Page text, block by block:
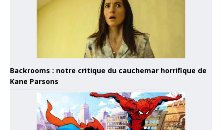
Backrooms : notre critique du cauchemar horrifique de
Kane Parsons